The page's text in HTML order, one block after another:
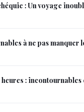
: Un voyage
à ne pas manquer
: incontournables